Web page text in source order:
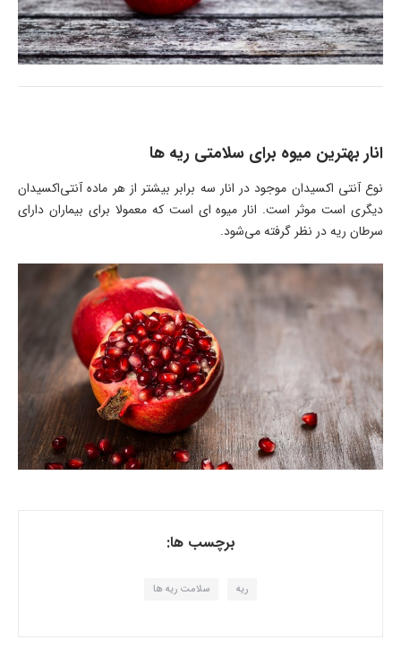
انار بهترین میوه برای سلامتی ریه ها
نوع آنتی اکسیدان موجود در انار سه برابر بیشتر از هر ماده آنتی‌اکسیدان
دیگری است موثر است. انار میوه ای است که معمولا برای بیماران دارای
سرطان ریه در نظر گرفته می‌شود.
برچسب ها:
ریه سلامت ریه ها